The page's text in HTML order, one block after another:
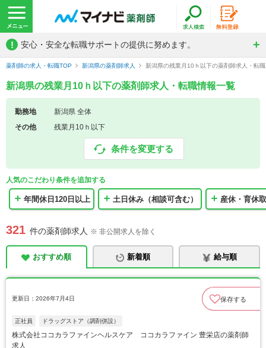
! 安心・安全な転職サポートの提供に努めます。
薬剤師の求人・転職TOP 新潟県の薬剤師求人 新潟県の残業月10ｈ以下の薬剤師求人・転
新潟県の残業月10ｈ以下の薬剤師求人・転職情報一覧
勤務地
新潟県 全体
その他
残業月10ｈ以下
条件を変更する
人気のこだわり条件を追加する
年間休日120日以上 土日休み（相談可含む） 産休・育休
321 件の薬剤師求人 ※ 非公開求人を除く
おすすめ順 新着順 給与順
更新日：2026年7月4日 保存する
正社員 ドラッグストア（調剤併設）
株式会社ココカラファインヘルスケア ココカラファイン 豊栄店の薬剤師
求人